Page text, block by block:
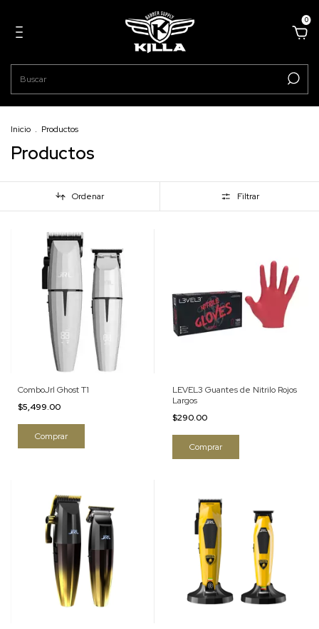
0
Inicio . Productos
Productos
Ordenar Filtrar
ComboJrl Ghost T1
$5,499.00
LEVEL3 Guantes de Nitrilo Rojos
Largos
$290.00